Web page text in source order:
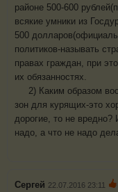
районе 500-600
всякие умники из
500
политиков-называть
правах граждан, при
их
2) Каким образом
зон для курящих-это
дорогие, то не вредно?
надо, а что не надо
Сергей 22.07.2016 23:11